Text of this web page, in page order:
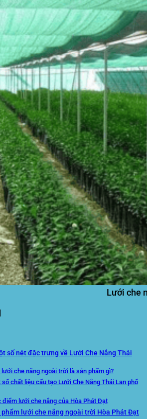
Trường
Mái Xếp Hà Nội
Xếp TPHCM
Xếp Bình Dương
Xếp Biên Hòa
che
lót lồ
áo dù
che
tôn
Phát Đạt
Đạt
Lưới che
số nét đặc trưng về Lưới Che Nắng Thái
che nắng ngoài trời là sản phẩm gì?
chất liệu cấu tạo Lưới Che Nắng Thái Lan phổ
lưới che nắng của Hòa Phát Đạt
phẩm lưới che nắng ngoài trời Hòa Phát Đạt